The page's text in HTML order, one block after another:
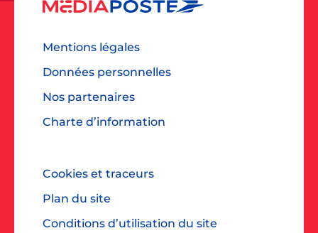
Mentions légales
Données personnelles
Nos partenaires
Charte d’information
Cookies et traceurs
Plan du site
Conditions d’utilisation du site